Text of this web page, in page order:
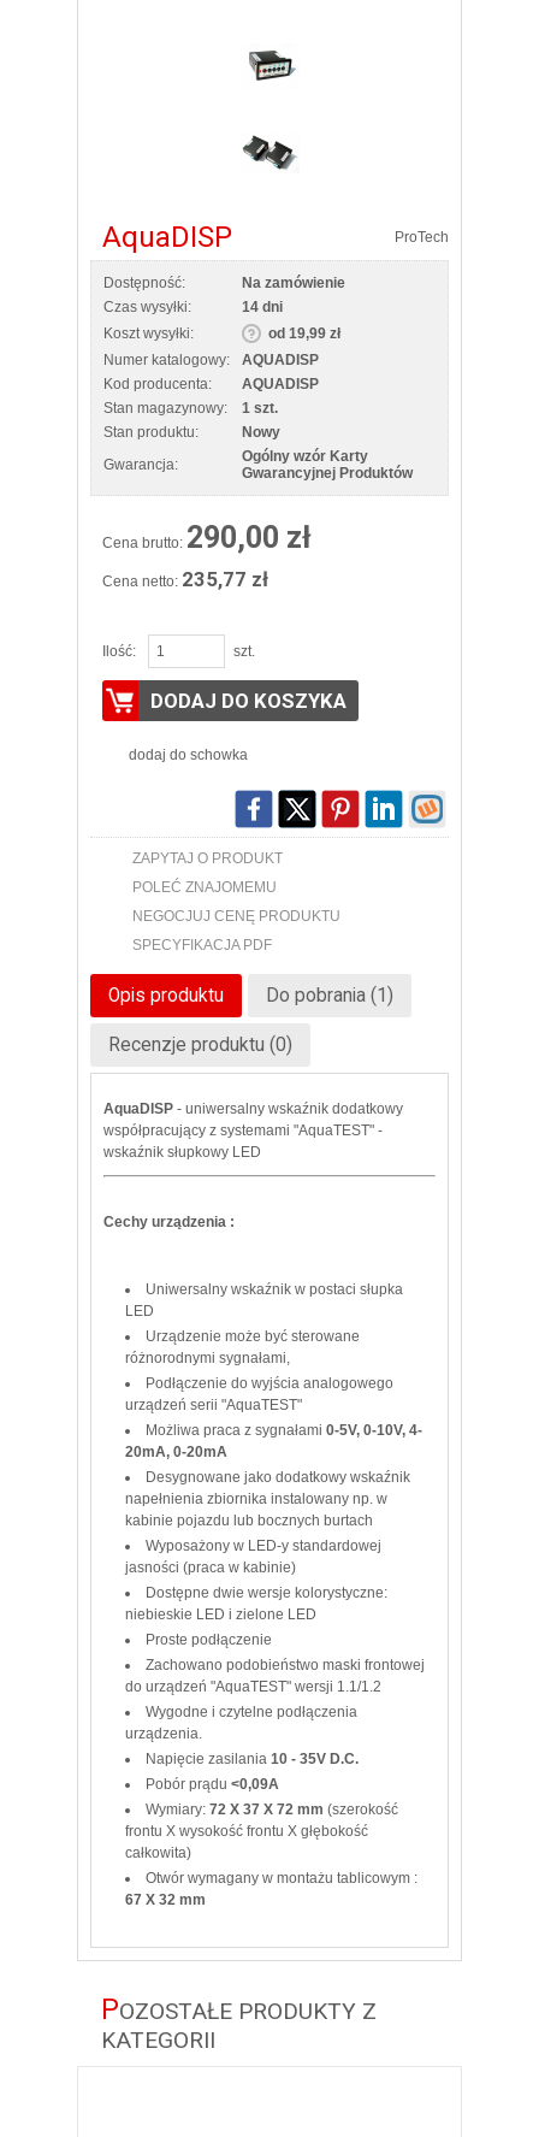
AquaDISP ProTech
Dostępność:
Na zamówienie
Czas wysyłki:
14 dni
Koszt wysyłki:
od 19,99 zł
Numer katalogowy:
AQUADISP
Kod producenta:
AQUADISP
Stan magazynowy:
1 szt.
Stan produktu:
Nowy
Gwarancja:
Ogólny wzór Karty
Gwarancyjnej Produktów
Cena brutto: 290,00 zł
Cena netto: 235,77 zł
Ilość: szt.
DODAJ DO KOSZYKA
dodaj do schowka
ZAPYTAJ O PRODUKT
POLEĆ ZNAJOMEMU
NEGOCJUJ CENĘ PRODUKTU
SPECYFIKACJA PDF
Opis produktu Do pobrania (1)
Recenzje produktu (0)
AquaDISP - uniwersalny wskaźnik dodatkowy
współpracujący z systemami "AquaTEST" -
wskaźnik słupkowy LED
Cechy urządzenia :
Uniwersalny wskaźnik w postaci słupka
LED
Urządzenie może być sterowane
różnorodnymi sygnałami,
Podłączenie do wyjścia analogowego
urządzeń serii "AquaTEST"
Możliwa praca z sygnałami 0-5V, 0-10V, 4-
20mA, 0-20mA
Desygnowane jako dodatkowy wskaźnik
napełnienia zbiornika instalowany np. w
kabinie pojazdu lub bocznych burtach
Wyposażony w LED-y standardowej
jasności (praca w kabinie)
Dostępne dwie wersje kolorystyczne:
niebieskie LED i zielone LED
Proste podłączenie
Zachowano podobieństwo maski frontowej
do urządzeń "AquaTEST" wersji 1.1/1.2
Wygodne i czytelne podłączenia
urządzenia.
Napięcie zasilania 10 - 35V D.C.
Pobór prądu <0,09A
Wymiary: 72 X 37 X 72 mm (szerokość
frontu X wysokość frontu X głębokość
całkowita)
Otwór wymagany w montażu tablicowym :
67 X 32 mm
POZOSTAŁE PRODUKTY Z
KATEGORII